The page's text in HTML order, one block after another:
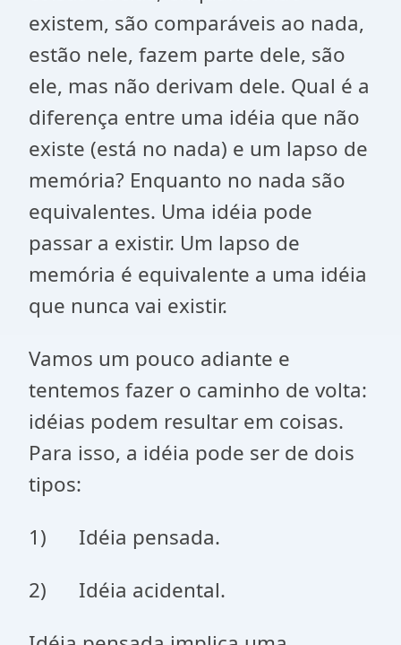
existem, são comparáveis ao nada,
estão nele, fazem parte dele, são
ele, mas não derivam dele. Qual é a
diferença entre uma idéia que não
existe (está no nada) e um lapso de
memória? Enquanto no nada são
equivalentes. Uma idéia pode
passar a existir. Um lapso de
memória é equivalente a uma idéia
que nunca vai existir.
Vamos um pouco adiante e
tentemos fazer o caminho de volta:
idéias podem resultar em coisas.
Para isso, a idéia pode ser de dois
tipos:
1) Idéia pensada.
2) Idéia acidental.